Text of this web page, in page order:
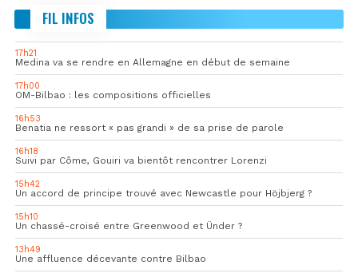
FIL INFOS
17h21
Medina va se rendre en Allemagne en début de semaine
17h00
OM-Bilbao : les compositions officielles
16h53
Benatia ne ressort « pas grandi » de sa prise de parole
16h18
Suivi par Côme, Gouiri va bientôt rencontrer Lorenzi
15h42
Un accord de principe trouvé avec Newcastle pour Höjbjerg ?
15h10
Un chassé-croisé entre Greenwood et Ünder ?
13h49
Une affluence décevante contre Bilbao